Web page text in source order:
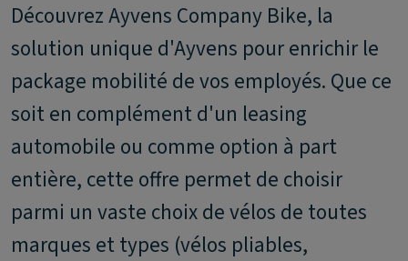
Découvrez Ayvens Company Bike, la
solution unique d'Ayvens pour enrichir le
package mobilité de vos employés. Que ce
soit en complément d'un leasing
automobile ou comme option à part
entière, cette offre permet de choisir
parmi un vaste choix de vélos de toutes
marques et types (vélos pliables,